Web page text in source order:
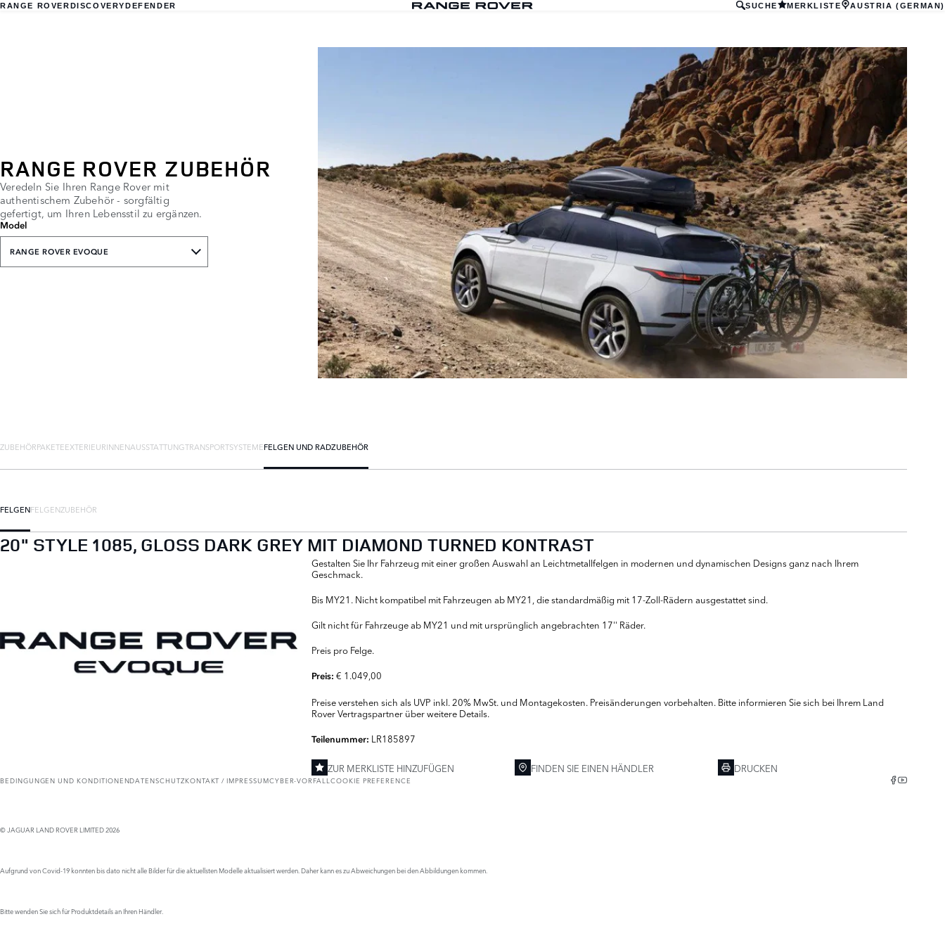
RANGE ROVERDISCOVERYDEFENDER SUCHE MERKLISTE AUSTRIA (GERMAN)
RANGE ROVER ZUBEHÖR
Veredeln Sie Ihren Range Rover mit
authentischem Zubehör - sorgfältig
gefertigt, um Ihren Lebensstil zu ergänzen.
Model
RANGE ROVER EVOQUE
ZUBEHÖRPAKETEEXTERIEURINNENAUSSTATTUNGTRANSPORTSYSTEMEFELGEN UND RADZUBEHÖR
FELGENFELGENZUBEHÖR
20" STYLE 1085, GLOSS DARK GREY MIT DIAMOND TURNED KONTRAST
Gestalten Sie Ihr Fahrzeug mit einer großen Auswahl an Leichtmetallfelgen in modernen und dynamischen Designs ganz nach Ihrem
Geschmack.
Bis MY21. Nicht kompatibel mit Fahrzeugen ab MY21, die standardmäßig mit 17-Zoll-Rädern ausgestattet sind.
Gilt nicht für Fahrzeuge ab MY21 und mit ursprünglich angebrachten 17'' Räder.
Preis pro Felge.
Preis:€ 1.049,00
Preise verstehen sich als UVP inkl. 20% MwSt. und Montagekosten. Preisänderungen vorbehalten. Bitte informieren Sie sich bei Ihrem Land
Rover Vertragspartner über weitere Details.
Teilenummer: LR185897
ZUR MERKLISTE HINZUFÜGEN FINDEN SIE EINEN HÄNDLER DRUCKEN
BEDINGUNGEN UND KONDITIONENDATENSCHUTZKONTAKT / IMPRESSUMCYBER-VORFALLCOOKIE PREFERENCE
© JAGUAR LAND ROVER LIMITED 2026
Aufgrund von Covid-19 konnten bis dato nicht alle Bilder für die aktuellsten Modelle aktualisiert werden. Daher kann es zu Abweichungen bei den Abbildungen kommen.
Bitte wenden Sie sich für Produktdetails an Ihren Händler.